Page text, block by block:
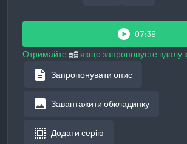
play_circle 07:39
Отримайте
якщо запропонуєте вдалу
description Запропонувати опис
image Завантажити обкладинку
select_all Додати серію